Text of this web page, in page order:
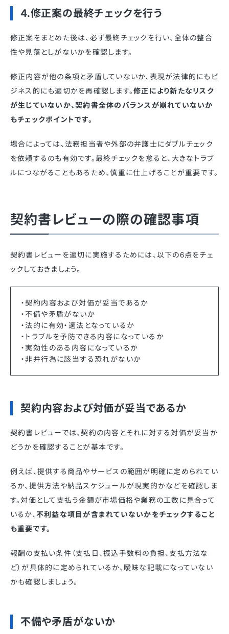
4.修正案の最終チェックを行う
修正案をまとめた後は、必ず最終チェックを行い、全体の整合
性や見落としがないかを確認します。
修正内容が他の条項と矛盾していないか、表現が法律的にもビ
ジネス的にも適切かを再確認します。修正により新たなリスク
が生じていないか、契約書全体のバランスが崩れていないか
もチェックポイントです。
場合によっては、法務担当者や外部の弁護士にダブルチェック
を依頼するのも有効です。最終チェックを怠ると、大きなトラブ
ルにつながることもあるため、慎重に仕上げることが重要です。
契約書レビューの際の確認事項
契約書レビューを適切に実施するためには、以下の6点をチェ
ックしておきましょう。
・契約内容および対価が妥当であるか
・不備や矛盾がないか
・法的に有効・適法となっているか
・トラブルを予防できる内容になっているか
・実効性のある内容になっているか
・非弁行為に該当する恐れがないか
契約内容および対価が妥当であるか
契約書レビューでは、契約の内容とそれに対する対価が妥当か
どうかを確認することが基本です。
例えば、提供する商品やサービスの範囲が明確に定められてい
るか、提供方法や納品スケジュールが現実的かなどを確認しま
す。対価として支払う金額が市場価格や業務の工数に見合って
いるか、 不利益な項目が含まれていないかをチェックすること
も重要です。
報酬の支払い条件（支払日、振込手数料の負担、支払方法な
ど）が具体的に定められているか、曖昧な記載になっていない
かも確認しましょう。
不備や矛盾がないか